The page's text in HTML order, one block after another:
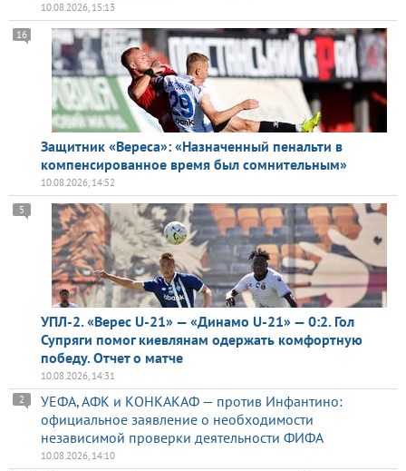
10.08.2026, 15:13
Защитник «Вереса»: «Назначенный пенальти в
компенсированное время был сомнительным»
16
10.08.2026, 14:52
УПЛ-2. «Верес U-21» — «Динамо U-21» — 0:2. Гол
Супряги помог киевлянам одержать комфортную
победу. Отчет о матче
5
10.08.2026, 14:31
УЕФА, АФК и КОНКАКАФ — против Инфантино:
официальное заявление о необходимости
независимой проверки деятельности ФИФА
2
10.08.2026, 14:10